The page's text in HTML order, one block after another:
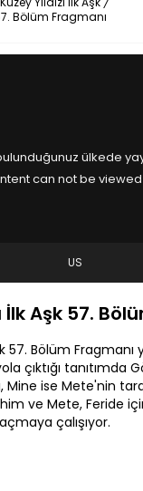
Bölüm Fragmanı
ülkede
can not be
US
İlk Aşk 57.
57. Bölüm Fragmanı
çıktığı tanıtımda
Mine ise Mete'nin
ve Mete, Feride
çalışıyor.